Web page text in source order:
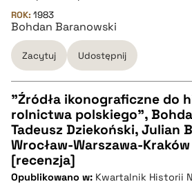
BIBTEX
pobierz cytat
ROK: 1983
Bohdan Baranowski
Zacytuj Udostępnij
CZYSTY TEKST
pobierz cytat
"Źródła ikonograficzne do
rolnictwa polskiego",
Tadeusz Dziekoński, Julian
Wrocław-Warszawa-
[recenzja]
Opublikowano w: Kwartalnik Historii